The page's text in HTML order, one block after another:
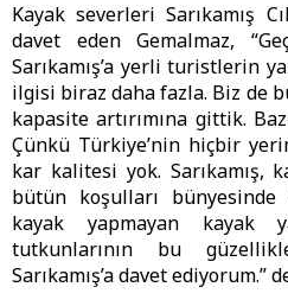
Kayak severleri Sarıkamış
davet eden Gemalmaz,
Sarıkamış’a yerli turistlerin
ilgisi biraz daha fazla. Biz de
kapasite artırımına gittik.
Çünkü Türkiye’nin hiçbir
kar kalitesi yok. Sarıkamış,
bütün koşulları bünyesinde
kayak yapmayan kayak
tutkunlarının bu
Sarıkamış’a davet ediyorum.”